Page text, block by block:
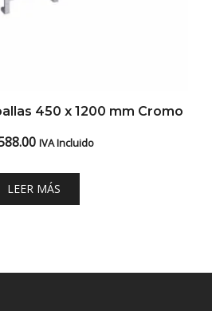
450 x 1200 mm Cromo
IVA Incluido
LEER MÁS